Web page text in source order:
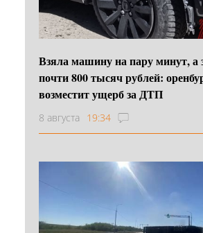
Взяла машину на пару минут, а
почти 800 тысяч рублей:
возместит ущерб за ДТП
8 августа 19:34